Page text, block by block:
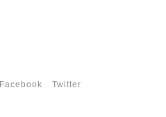
Facebook Twitter